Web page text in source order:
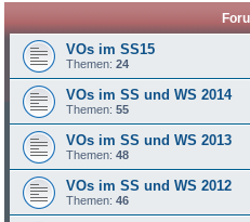
VOs im SS15
Themen:24
VOs im SS und WS 2014
Themen:55
VOs im SS und WS 2013
Themen:48
VOs im SS und WS 2012
Themen:46